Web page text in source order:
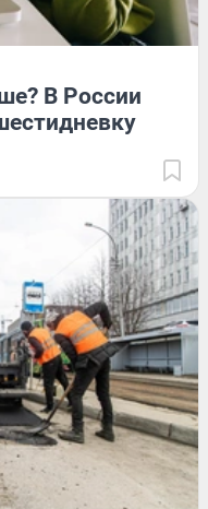
В России